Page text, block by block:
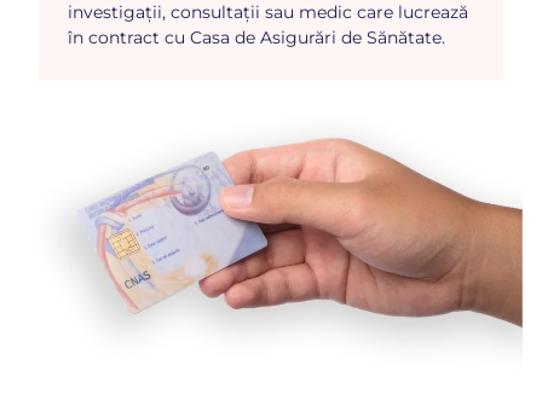
investigații, consultații sau medic care lucrează
în contract cu Casa de Asigurări de Sănătate.